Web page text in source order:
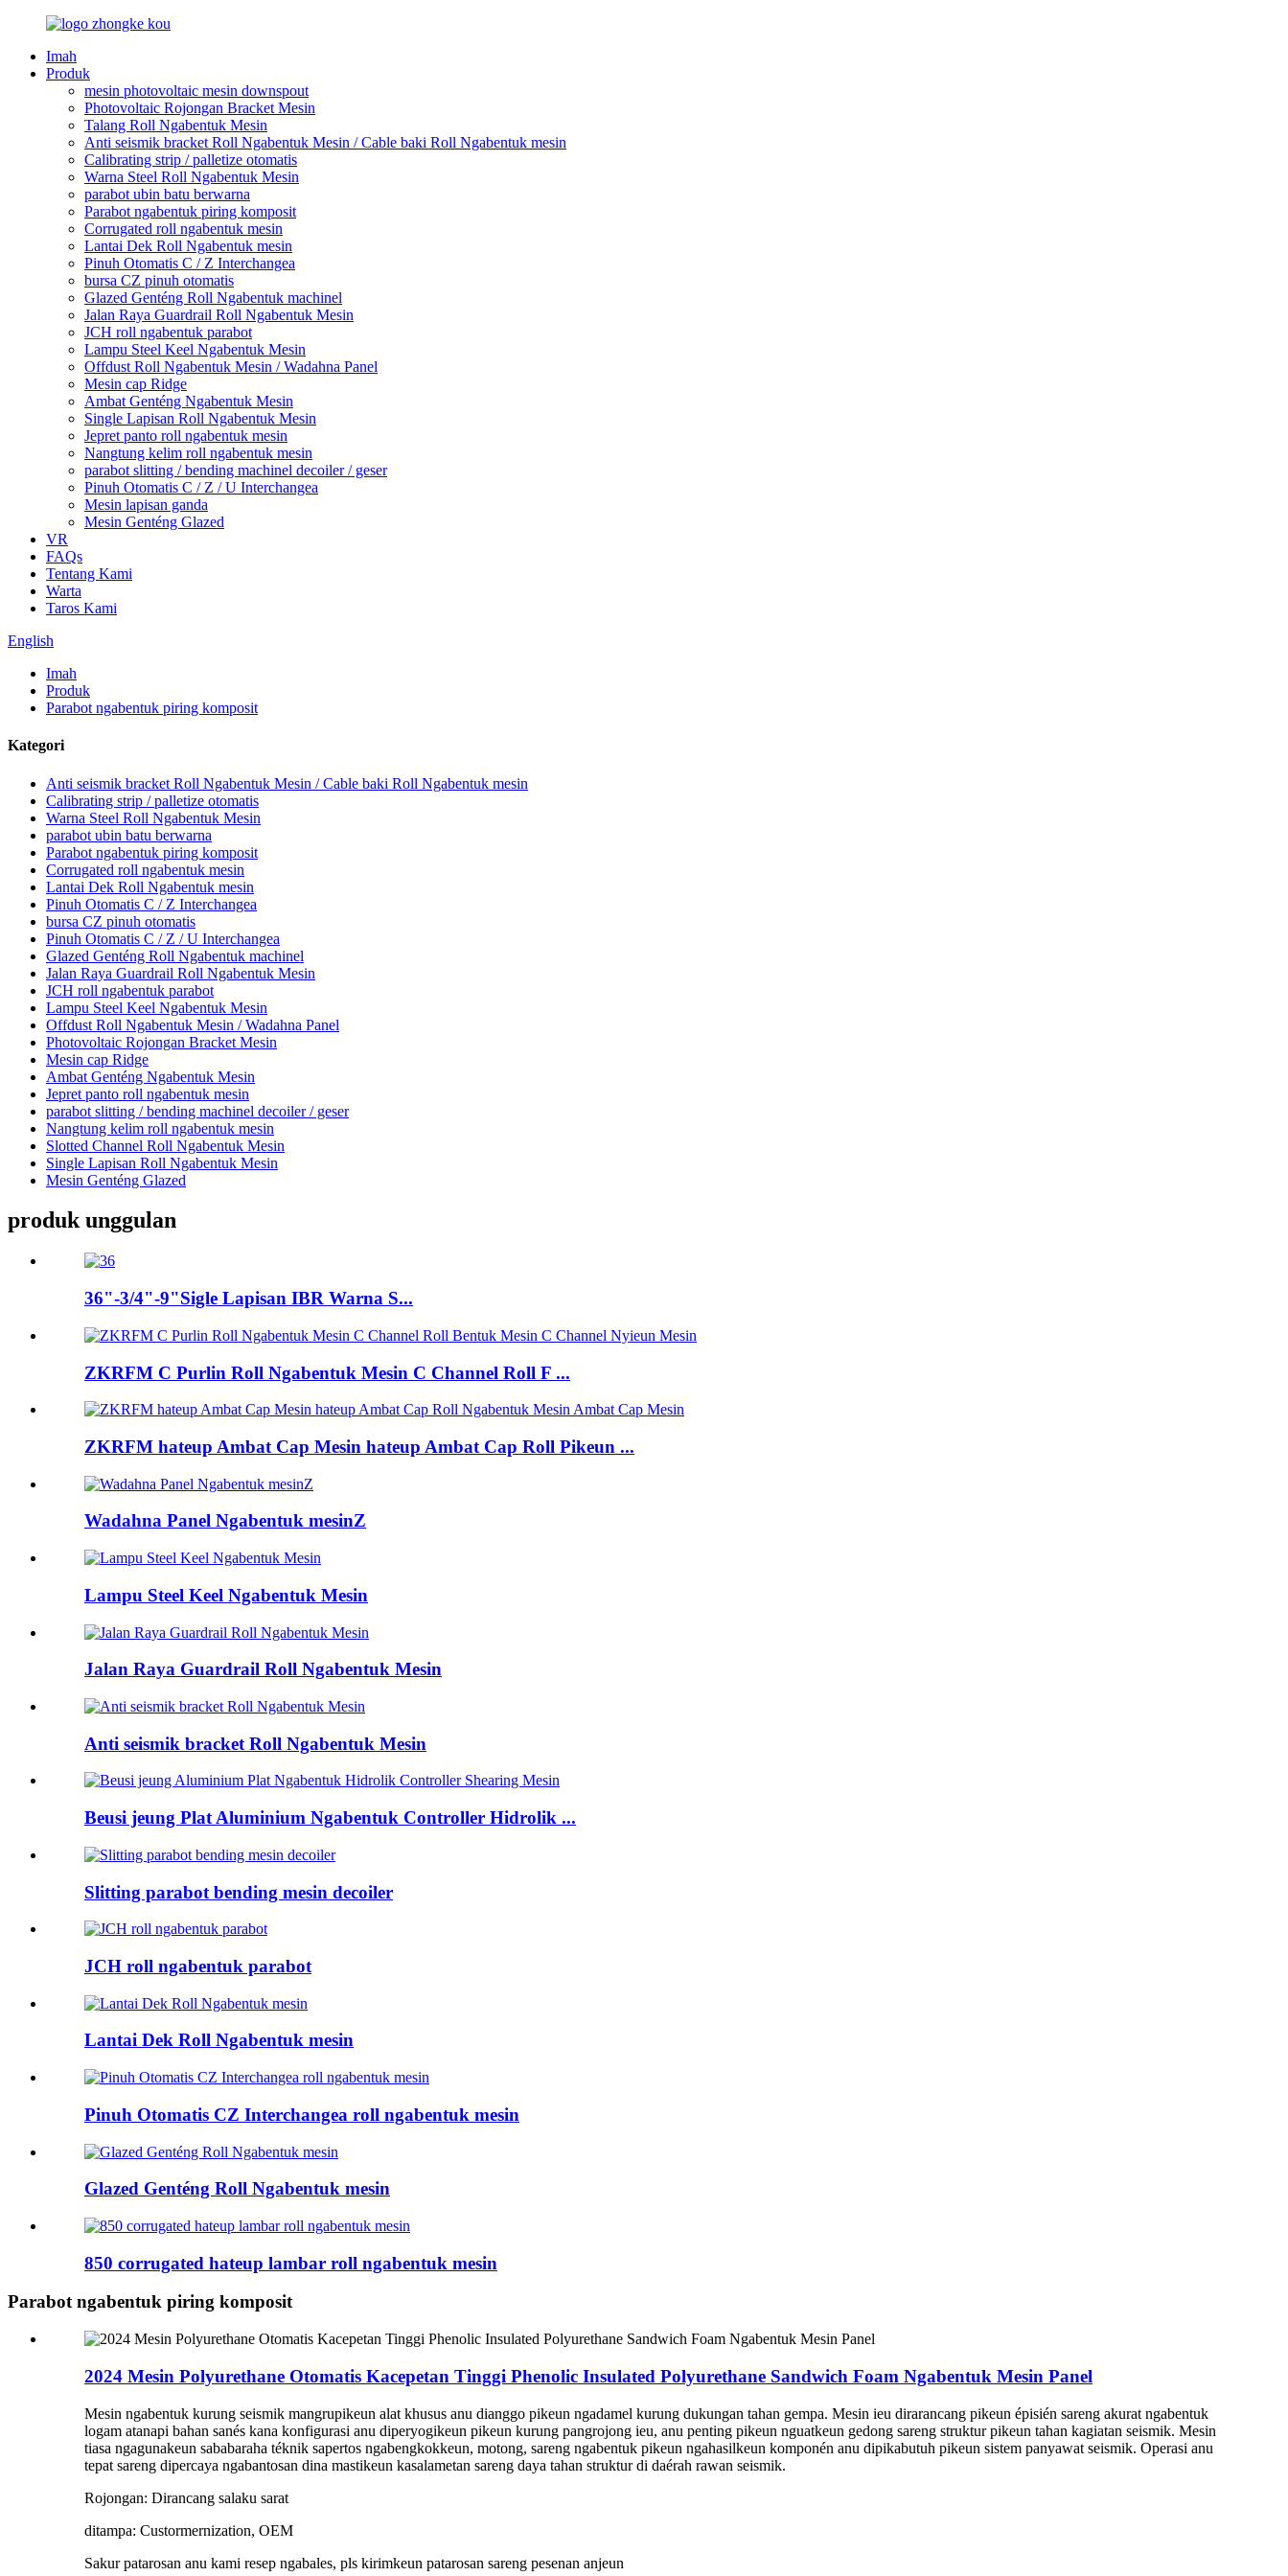
Imah
Produk
mesin photovoltaic mesin downspout
Photovoltaic Rojongan Bracket Mesin
Talang Roll Ngabentuk Mesin
Anti seismik bracket Roll Ngabentuk Mesin / Cable baki Roll Ngabentuk mesin
Calibrating strip / palletize otomatis
Warna Steel Roll Ngabentuk Mesin
parabot ubin batu berwarna
Parabot ngabentuk piring komposit
Corrugated roll ngabentuk mesin
Lantai Dek Roll Ngabentuk mesin
Pinuh Otomatis C / Z Interchangea
bursa CZ pinuh otomatis
Glazed Genténg Roll Ngabentuk machinel
Jalan Raya Guardrail Roll Ngabentuk Mesin
JCH roll ngabentuk parabot
Lampu Steel Keel Ngabentuk Mesin
Offdust Roll Ngabentuk Mesin / Wadahna Panel
Mesin cap Ridge
Ambat Genténg Ngabentuk Mesin
Single Lapisan Roll Ngabentuk Mesin
Jepret panto roll ngabentuk mesin
Nangtung kelim roll ngabentuk mesin
parabot slitting / bending machinel decoiler / geser
Pinuh Otomatis C / Z / U Interchangea
Mesin lapisan ganda
Mesin Genténg Glazed
VR
FAQs
Tentang Kami
Warta
Taros Kami
English
Imah
Produk
Parabot ngabentuk piring komposit
Kategori
Anti seismik bracket Roll Ngabentuk Mesin / Cable baki Roll Ngabentuk mesin
Calibrating strip / palletize otomatis
Warna Steel Roll Ngabentuk Mesin
parabot ubin batu berwarna
Parabot ngabentuk piring komposit
Corrugated roll ngabentuk mesin
Lantai Dek Roll Ngabentuk mesin
Pinuh Otomatis C / Z Interchangea
bursa CZ pinuh otomatis
Pinuh Otomatis C / Z / U Interchangea
Glazed Genténg Roll Ngabentuk machinel
Jalan Raya Guardrail Roll Ngabentuk Mesin
JCH roll ngabentuk parabot
Lampu Steel Keel Ngabentuk Mesin
Offdust Roll Ngabentuk Mesin / Wadahna Panel
Photovoltaic Rojongan Bracket Mesin
Mesin cap Ridge
Ambat Genténg Ngabentuk Mesin
Jepret panto roll ngabentuk mesin
parabot slitting / bending machinel decoiler / geser
Nangtung kelim roll ngabentuk mesin
Slotted Channel Roll Ngabentuk Mesin
Single Lapisan Roll Ngabentuk Mesin
Mesin Genténg Glazed
produk unggulan
36"-3/4"-9"Sigle Lapisan IBR Warna S...
ZKRFM C Purlin Roll Ngabentuk Mesin C Channel Roll F ...
ZKRFM hateup Ambat Cap Mesin hateup Ambat Cap Roll Pikeun ...
Wadahna Panel Ngabentuk mesinZ
Lampu Steel Keel Ngabentuk Mesin
Jalan Raya Guardrail Roll Ngabentuk Mesin
Anti seismik bracket Roll Ngabentuk Mesin
Beusi jeung Plat Aluminium Ngabentuk Controller Hidrolik ...
Slitting parabot bending mesin decoiler
JCH roll ngabentuk parabot
Lantai Dek Roll Ngabentuk mesin
Pinuh Otomatis CZ Interchangea roll ngabentuk mesin
Glazed Genténg Roll Ngabentuk mesin
850 corrugated hateup lambar roll ngabentuk mesin
Parabot ngabentuk piring komposit
2024 Mesin Polyurethane Otomatis Kacepetan Tinggi Phenolic Insulated Polyurethane Sandwich Foam Ngabentuk Mesin Panel
Mesin ngabentuk kurung seismik mangrupikeun alat khusus anu dianggo pikeun ngadamel kurung dukungan tahan gempa. Mesin ieu dirarancang pikeun épisién sareng akurat ngabentuk
logam atanapi bahan sanés kana konfigurasi anu diperyogikeun pikeun kurung pangrojong ieu, anu penting pikeun nguatkeun gedong sareng struktur pikeun tahan kagiatan seismik. Mesin
tiasa ngagunakeun sababaraha téknik sapertos ngabengkokkeun, motong, sareng ngabentuk pikeun ngahasilkeun komponén anu dipikabutuh pikeun sistem panyawat seismik. Operasi anu
tepat sareng dipercaya ngabantosan dina mastikeun kasalametan sareng daya tahan struktur di daérah rawan seismik.
Rojongan: Dirancang salaku sarat
ditampa: Custormernization, OEM
Sakur patarosan anu kami resep ngabales, pls kirimkeun patarosan sareng pesenan anjeun